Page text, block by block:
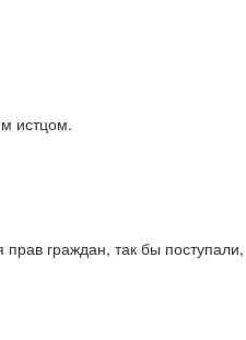
истцом.
граждан, так бы поступали,